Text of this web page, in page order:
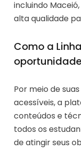
incluindo
alta qualidade
Como a
Por meio de
acessíveis, a
conteúdos e
todos os
de atingir seus